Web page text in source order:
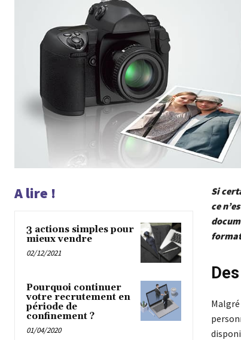
A lire !
3 actions simples pour
mieux vendre
02/12/2021
Pourquoi continuer
votre recrutement en
période de
confinement ?
01/04/2020
Si
ce